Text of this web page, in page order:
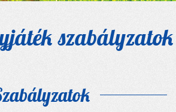
szabályzatok